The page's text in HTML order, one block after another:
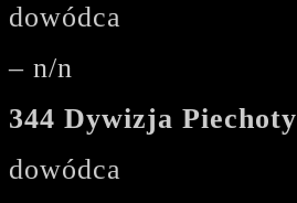
dowódca
– n/n
344 Dywizja Piechoty
dowódca